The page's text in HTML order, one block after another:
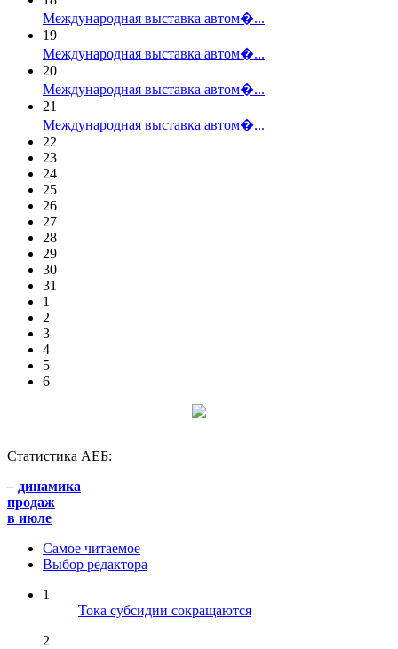
Международная выставка автом�...
19
Международная выставка автом�...
20
Международная выставка автом�...
21
Международная выставка автом�...
22
23
24
25
26
27
28
29
30
31
1
2
3
4
5
6
Статистика АЕБ:
– динамика
продаж
в июле
Самое читаемое
Выбор редактора
1
Тока субсидии сокращаются
2